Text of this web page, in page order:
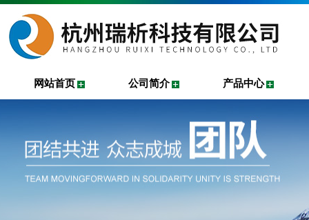
网站首页 公司简介 产品中心